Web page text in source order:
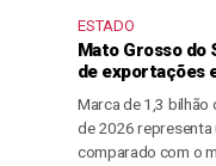
ESTADO
Mato Grosso
de exportações
Marca de 1,3 bilhão
de 2026 representa
comparado com o